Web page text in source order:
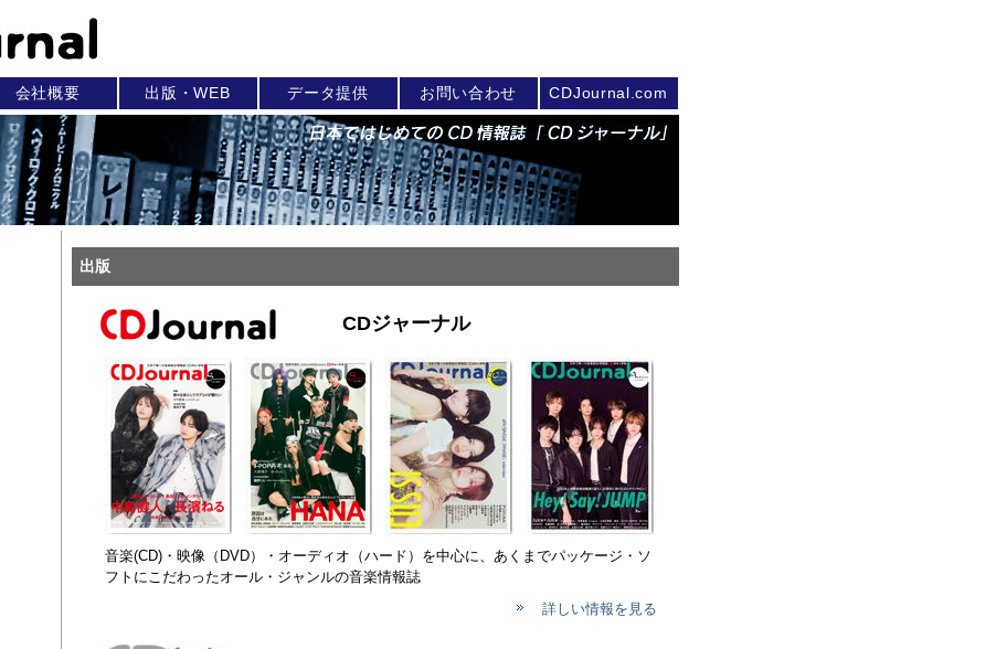
会社概要 出版・WEB データ提供 お問い合わせ CDJournal.com
出版
CDジャーナル
音楽(CD)・映像（DVD）・オーディオ（ハード）を中心に、あくまでパッケージ・ソ
フトにこだわったオール・ジャンルの音楽情報誌
詳しい情報を見る